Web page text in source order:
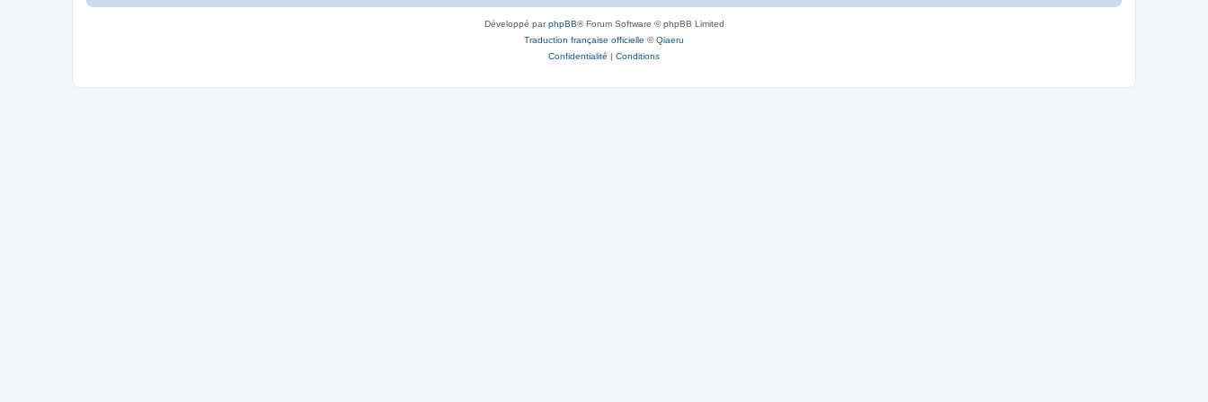
Développé parphpBB® Forum Software © phpBB Limited
Traduction française officielle ©Qiaeru
Confidentialité | Conditions